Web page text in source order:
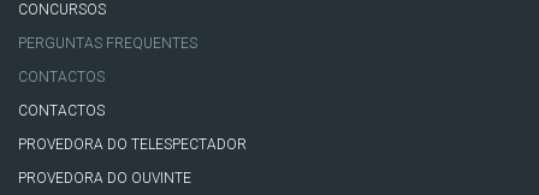
CONCURSOS
PERGUNTAS FREQUENTES
CONTACTOS
CONTACTOS
PROVEDORA DO TELESPECTADOR
PROVEDORA DO OUVINTE